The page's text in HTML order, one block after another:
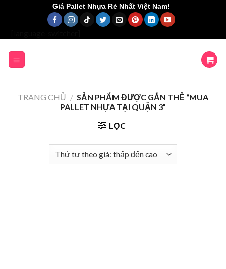
Giá Pallet Nhựa Rẻ Nhất Việt Nam!
TRANG CHỦ / SẢN PHẨM ĐƯỢC GẮN THẺ “MUA
PALLET NHỰA TẠI QUẬN 3”
LỌC